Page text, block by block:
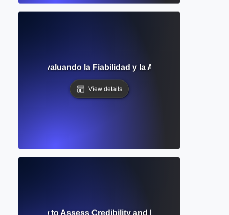
Fuente? Evaluando la Fiabilidad y la Autoridad en la
View details
How to Assess Credibility and Relevance of